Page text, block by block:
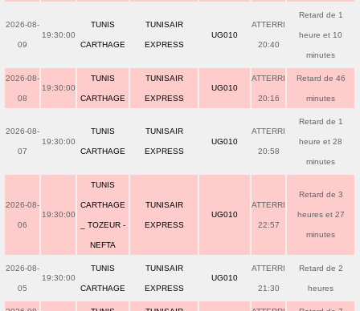
2026-08-
09
19:30:00
TUNIS
CARTHAGE
TUNISAIR
EXPRESS
UG010
ATTERRI
20:40
Retard de 1
heure et 10
minutes
2026-08-
08
19:30:00
TUNIS
CARTHAGE
TUNISAIR
EXPRESS
UG010
ATTERRI
20:16
Retard de 46
minutes
2026-08-
07
19:30:00
TUNIS
CARTHAGE
TUNISAIR
EXPRESS
UG010
ATTERRI
20:58
Retard de 1
heure et 28
minutes
2026-08-
06
19:30:00
TUNIS
CARTHAGE
_ TOZEUR -
NEFTA
TUNISAIR
EXPRESS
UG010
ATTERRI
22:57
Retard de 3
heures et 27
minutes
2026-08-
05
19:30:00
TUNIS
CARTHAGE
TUNISAIR
EXPRESS
UG010
ATTERRI
21:30
Retard de 2
heures